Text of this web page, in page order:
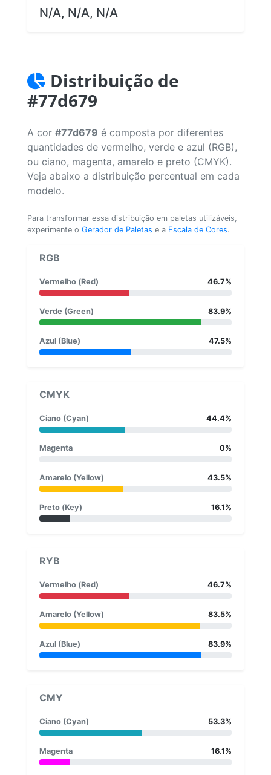
N/A, N/A, N/A
Distribuição de
#77d679
A cor #77d679 é composta por diferentes
quantidades de vermelho, verde e azul (RGB),
ou ciano, magenta, amarelo e preto (CMYK).
Veja abaixo a distribuição percentual em cada
modelo.
Para transformar essa distribuição em paletas utilizáveis,
experimente o Gerador de Paletas e a Escala de Cores.
RGB
Vermelho (Red) 46.7%
Verde (Green) 83.9%
Azul (Blue) 47.5%
CMYK
Ciano (Cyan) 44.4%
Magenta 0%
Amarelo (Yellow) 43.5%
Preto (Key) 16.1%
RYB
Vermelho (Red) 46.7%
Amarelo (Yellow) 83.5%
Azul (Blue) 83.9%
CMY
Ciano (Cyan) 53.3%
Magenta 16.1%